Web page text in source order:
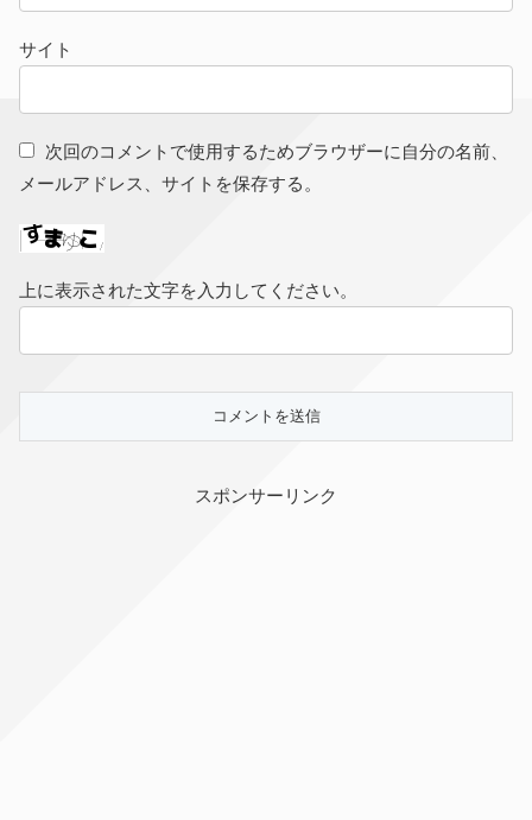
サイト
次回のコメントで使用するためブラウザーに自分の名前、
メールアドレス、サイトを保存する。
上に表示された文字を入力してください。
スポンサーリンク